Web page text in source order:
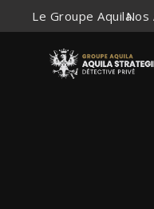
Le Groupe AquilaNos